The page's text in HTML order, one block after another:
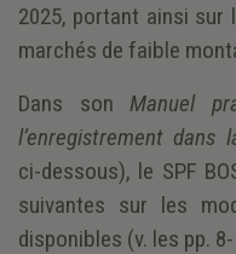
2025, portant ainsi sur
marchés de faible
Dans sonManuel
l’enregistrement dans
ci-dessous), le SPF
suivantes sur les
disponibles (v. les pp.